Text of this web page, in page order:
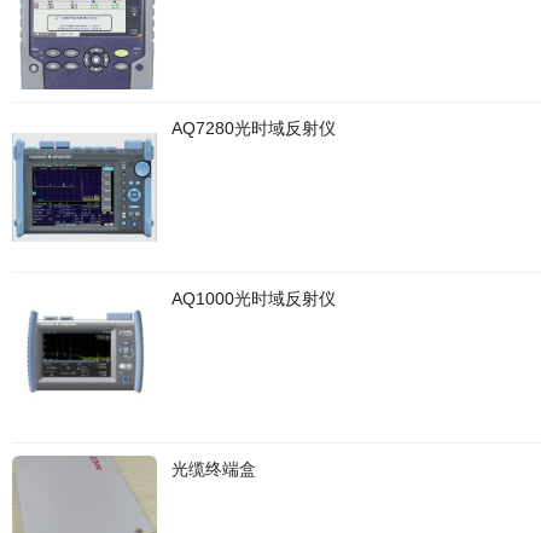
AQ7280光时域反射仪
AQ1000光时域反射仪
光缆终端盒